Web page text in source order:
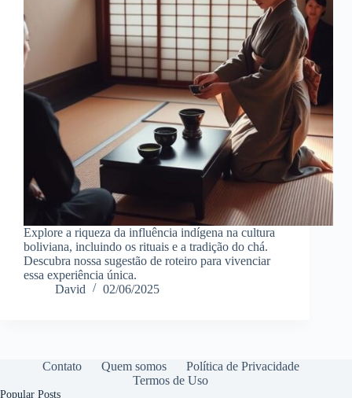
Explore a riqueza da influência indígena na cultura
boliviana, incluindo os rituais e a tradição do chá.
Descubra nossa sugestão de roteiro para vivenciar
essa experiência única.
David
02/06/2025
Contato Quem somos
Política de Privacidade
Termos de Uso
Popular Posts